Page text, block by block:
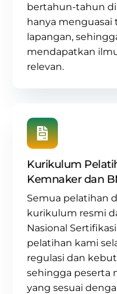
bertahun-tahun di
hanya
lapangan,
mendapatkan
relevan.
Kurikulum
Kemnaker dan
Semua pelatihan
kurikulum resmi
Nasional
pelatihan kami
regulasi dan
sehingga peserta
yang sesuai